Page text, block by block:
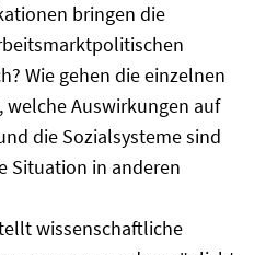
bringen die
Wie gehen die einzelnen
Auswirkungen auf
die Sozialsysteme sind
Situation in anderen
wissenschaftliche